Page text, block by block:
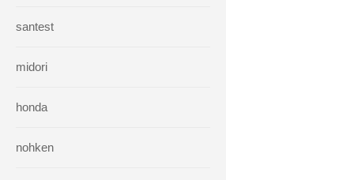
santest
midori
honda
nohken